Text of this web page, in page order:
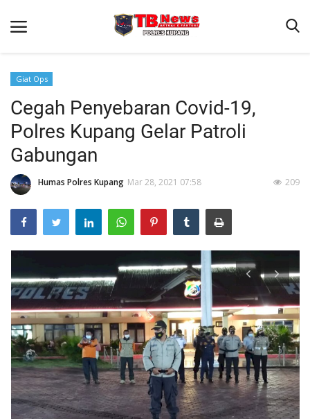
Beranda
Terms & Conditions
Reskrim
Binkam
Giat Ops
Lantas
Satwil
Giat Ops
Cegah Penyebaran Covid-19,
Polres Kupang Gelar Patroli
Gabungan
Humas Polres Kupang Mar 28, 2021 07:58 209